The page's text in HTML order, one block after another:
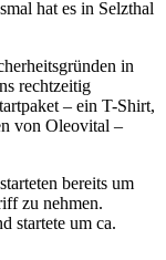
hat es in Selzthal
in
rechtzeitig
– ein T-Shirt,
von Oleovital –
bereits um
zu nehmen.
startete um ca.